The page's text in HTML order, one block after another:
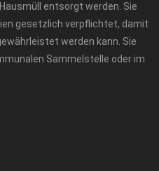
entsorgt werden. Sie
gesetzlich verpflichtet, damit
werden kann. Sie
Sammelstelle oder im